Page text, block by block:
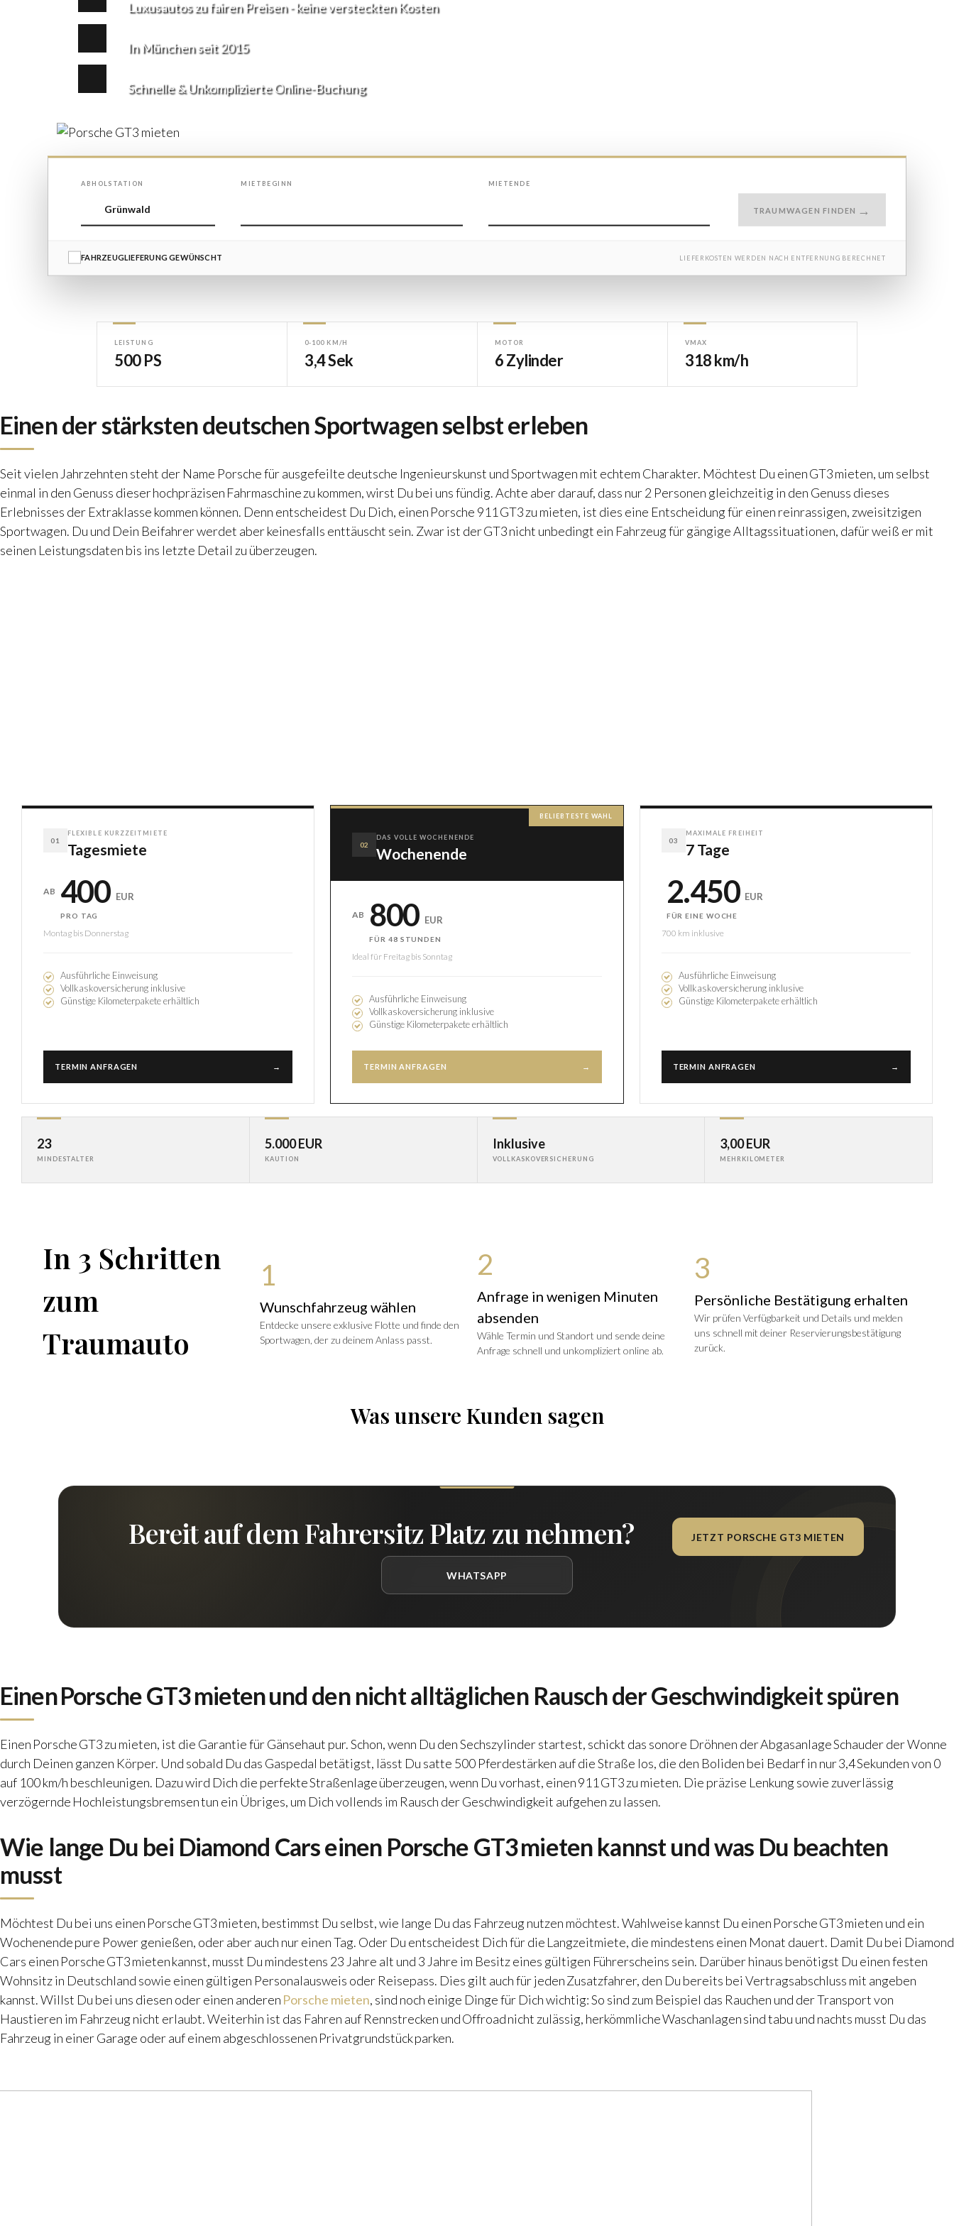
Luxusautos zu fairen Preisen - keine versteckten Kosten
In München seit 2015
Schnelle & Unkomplizierte Online-Buchung
ABHOLSTATION MIETBEGINN MIETENDE
TRAUMWAGEN FINDEN
FAHRZEUGLIEFERUNG GEWÜNSCHT LIEFERKOSTEN WERDEN NACH ENTFERNUNG BERECHNET
LEISTUNG
500 PS
0-100 KM/H
3,4 Sek
MOTOR
6 Zylinder
VMAX
318 km/h
Einen der stärksten deutschen Sportwagen selbst erleben
Seit vielen Jahrzehnten steht der Name Porsche für ausgefeilte deutsche Ingenieurskunst und Sportwagen mit echtem Charakter. Möchtest Du einenGT3 mieten, um selbst
einmal in den Genuss dieser hochpräzisen Fahrmaschine zu kommen, wirst Du bei uns fündig. Achte aber darauf, dass nur 2 Personen gleichzeitig in den Genuss dieses
Erlebnisses der Extraklasse kommen können. Denn entscheidest Du Dich, einen Porsche 911 GT3 zu mieten, ist dies eine Entscheidung für einen reinrassigen, zweisitzigen
Sportwagen. Du und Dein Beifahrer werdet aber keinesfalls enttäuscht sein. Zwar ist der GT3 nicht unbedingt ein Fahrzeug für gängige Alltagssituationen, dafür weiß er mit
seinen Leistungsdaten bis ins letzte Detail zu überzeugen.
01
FLEXIBLE KURZZEITMIETE
Tagesmiete
AB 400 EUR
PRO TAG
Montag bis Donnerstag
Ausführliche Einweisung
Vollkaskoversicherung inklusive
Günstige Kilometerpakete erhältlich
TERMIN ANFRAGEN →
BELIEBTESTE WAHL
02
DAS VOLLE WOCHENENDE
Wochenende
AB 800 EUR
FÜR 48 STUNDEN
Ideal für Freitag bis Sonntag
Ausführliche Einweisung
Vollkaskoversicherung inklusive
Günstige Kilometerpakete erhältlich
TERMIN ANFRAGEN →
03
MAXIMALE FREIHEIT
7 Tage
2.450 EUR
FÜR EINE WOCHE
700 km inklusive
Ausführliche Einweisung
Vollkaskoversicherung inklusive
Günstige Kilometerpakete erhältlich
TERMIN ANFRAGEN →
23
MINDESTALTER
5.000 EUR
KAUTION
Inklusive
VOLLKASKOVERSICHERUNG
3,00 EUR
MEHRKILOMETER
In 3 Schritten
zum
Traumauto
1
Wunschfahrzeug wählen
Entdecke unsere exklusive Flotte und finde den
Sportwagen, der zu deinem Anlass passt.
2
Anfrage in wenigen Minuten
absenden
Wähle Termin und Standort und sende deine
Anfrage schnell und unkompliziert online ab.
3
Persönliche Bestätigung erhalten
Wir prüfen Verfügbarkeit und Details und melden
uns schnell mit deiner Reservierungsbestätigung
zurück.
Was unsere Kunden sagen
Bereit auf dem Fahrersitz Platz zu nehmen? JETZT PORSCHE GT3 MIETEN
WHATSAPP
Einen Porsche GT3 mieten und den nicht alltäglichen Rausch der Geschwindigkeit spüren
Einen Porsche GT3 zu mieten, ist die Garantie für Gänsehaut pur. Schon, wenn Du den Sechszylinder startest, schickt das sonore Dröhnen der Abgasanlage Schauder der Wonne
durch Deinen ganzen Körper. Und sobald Du das Gaspedal betätigst, lässt Du satte 500 Pferdestärken auf die Straße los, die den Boliden bei Bedarf in nur 3,4 Sekunden von 0
auf 100 km/h beschleunigen. Dazu wird Dich die perfekte Straßenlage überzeugen, wenn Du vorhast, einen911 GT3 zu mieten. Die präzise Lenkung sowie zuverlässig
verzögernde Hochleistungsbremsen tun ein Übriges, um Dich vollends im Rausch der Geschwindigkeit aufgehen zu lassen.
Wie lange Du bei Diamond Cars einen Porsche GT3 mieten kannst und was Du beachten
musst
Möchtest Du bei uns einen Porsche GT3 mieten, bestimmst Du selbst, wie lange Du das Fahrzeug nutzen möchtest. Wahlweise kannst Du einen Porsche GT3 mieten und ein
Wochenendepure Power genießen, oder aber auch nur einen Tag. Oder Du entscheidest Dich für die Langzeitmiete, die mindestens einen Monat dauert. Damit Du bei Diamond
Cars einen Porsche GT3 mietenkannst, musst Du mindestens 23 Jahre alt und 3 Jahre im Besitz eines gültigen Führerscheins sein. Darüber hinaus benötigst Du einen festen
Wohnsitz in Deutschland sowie einen gültigen Personalausweis oder Reisepass. Dies gilt auch für jeden Zusatzfahrer, den Du bereits bei Vertragsabschluss mit angeben
kannst. Willst Du bei uns diesen oder einen anderen Porsche mieten, sind noch einige Dinge für Dich wichtig: So sind zum Beispiel das Rauchen und der Transport von
Haustieren im Fahrzeug nicht erlaubt. Weiterhin ist das Fahren auf Rennstrecken und Offroad nicht zulässig, herkömmliche Waschanlagen sind tabu und nachts musst Du das
Fahrzeug in einer Garage oder auf einem abgeschlossenen Privatgrundstück parken.